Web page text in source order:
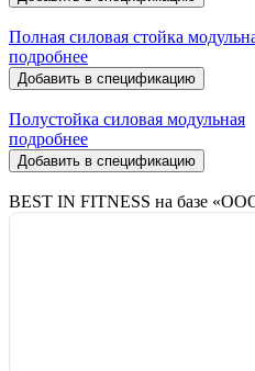
Полная силовая стойка
подробнее
Добавить в спецификацию
Полустойка силовая модульная
подробнее
Добавить в спецификацию
BEST IN FITNESS на базе